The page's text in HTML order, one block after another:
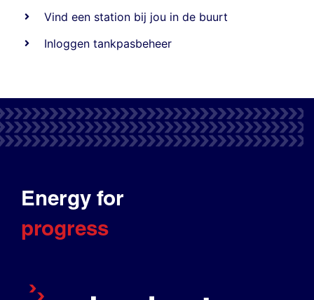
Vind een station bij jou in de buurt
Inloggen tankpasbeheer
Energy for
progress